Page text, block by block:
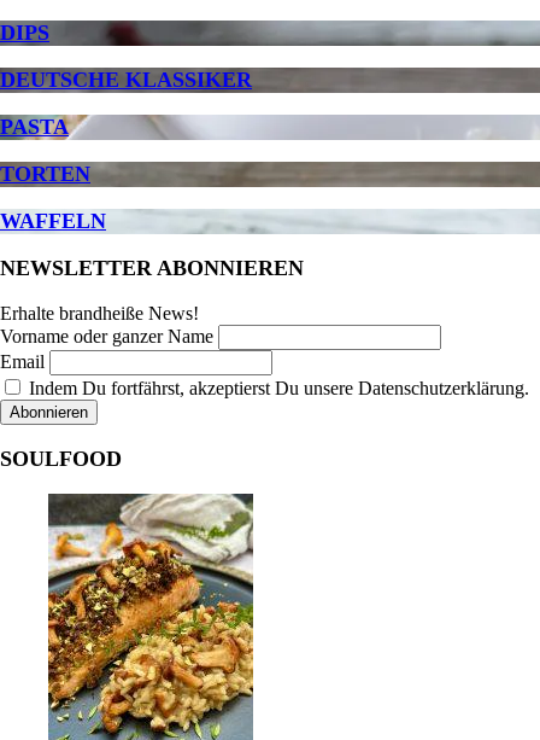
DIPS
DEUTSCHE KLASSIKER
PASTA
TORTEN
WAFFELN
NEWSLETTER ABONNIEREN
Erhalte brandheiße News!
Vorname oder ganzer Name
Email
Indem Du fortfährst, akzeptierst Du unsere Datenschutzerklärung.
SOULFOOD